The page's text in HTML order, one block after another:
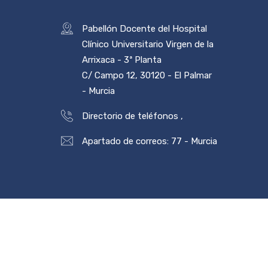
Pabellón Docente del Hospital
Clínico Universitario Virgen de la
Arrixaca - 3ª Planta
C/ Campo 12, 30120 - El Palmar
- Murcia
Directorio de teléfonos ,
Apartado de correos: 77 - Murcia